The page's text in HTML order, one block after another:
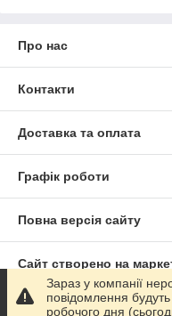
Про нас
Контакти
Доставка та оплата
Графік роботи
Повна версія сайту
Сайт створено на
Політика
Зараз у компанії
повідомлення
робочого дня